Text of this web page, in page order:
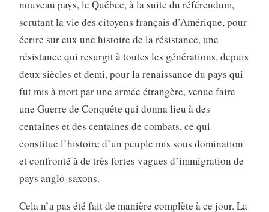
nouveau pays, le Québec, à la suite du référendum,
scrutant la vie des citoyens français d’Amérique, pour
écrire sur eux une histoire de la résistance, une
résistance qui resurgit à toutes les générations, depuis
deux siècles et demi, pour la renaissance du pays qui
fut mis à mort par une armée étrangère, venue faire
une Guerre de Conquête qui donna lieu à des
centaines et des centaines de combats, ce qui
constitue l’histoire d’un peuple mis sous domination
et confronté à de très fortes vagues d’immigration de
pays anglo-saxons.
Cela n’a pas été fait de manière complète à ce jour. La